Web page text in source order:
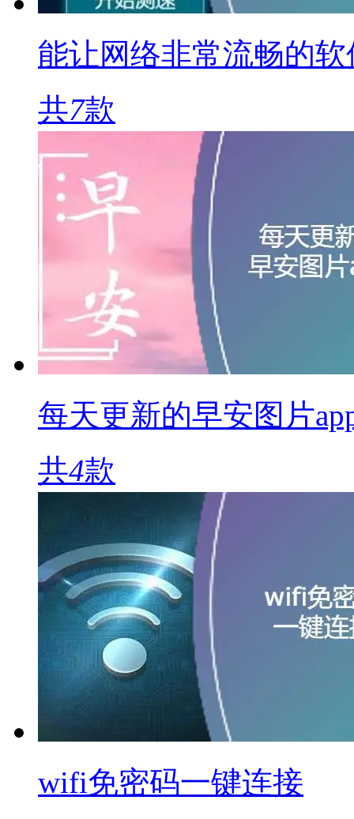
能让网络非常流畅的软
共7款
每天更新的早安图片
共4款
wifi免密码一键连接